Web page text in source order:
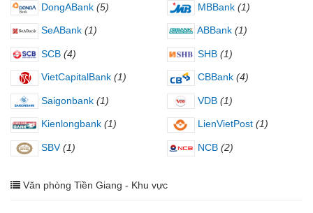
DongABank (5) MBBank (1)
SeABank (1) ABBank (1)
SCB (4) SHB (1)
VietCapitalBank (1) CBBank (4)
Saigonbank (1) VDB (1)
Kienlongbank (1) LienVietPost (1)
SBV (1) NCB (2)
Văn phòng Tiền Giang - Khu vực